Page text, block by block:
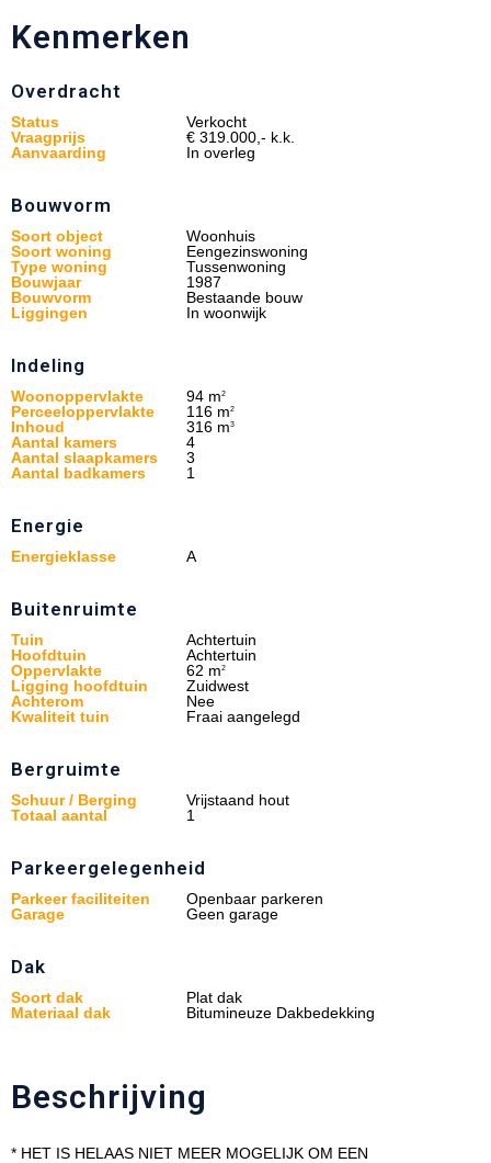
Kenmerken
Overdracht
Status
Verkocht
Vraagprijs
€ 319.000,- k.k.
Aanvaarding
In overleg
Bouwvorm
Soort object
Woonhuis
Soort woning
Eengezinswoning
Type woning
Tussenwoning
Bouwjaar
1987
Bouwvorm
Bestaande bouw
Liggingen
In woonwijk
Indeling
Woonoppervlakte 94 m2
Perceeloppervlakte 116 m2
Inhoud 316 m3
Aantal kamers
4
Aantal slaapkamers
3
Aantal badkamers
1
Energie
Energieklasse A
Buitenruimte
Tuin
Achtertuin
Hoofdtuin
Achtertuin
Oppervlakte
62 m2
Ligging hoofdtuin
Zuidwest
Achterom
Nee
Kwaliteit tuin
Fraai aangelegd
Bergruimte
Schuur / Berging
Vrijstaand hout
Totaal aantal
1
Parkeergelegenheid
Parkeer faciliteiten
Openbaar parkeren
Garage
Geen garage
Dak
Soort dak
Plat dak
Materiaal dak
Bitumineuze Dakbedekking
Beschrijving
* HET IS HELAAS NIET MEER MOGELIJK OM EEN